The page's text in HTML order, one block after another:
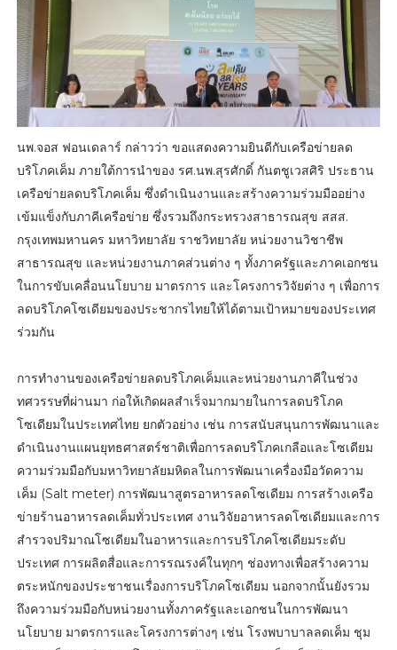
นพ.จอส ฟอนเดลาร์ กล่าวว่า ขอแสดงความยินดีกับเครือข่ายลด
บริโภคเค็ม ภายใต้การนำของ รศ.นพ.สุรศักดิ์ กันตชูเวสศิริ ประธาน
เครือข่ายลดบริโภคเค็ม ซึ่งดำเนินงานและสร้างความร่วมมืออย่าง
เข้มแข็งกับภาคีเครือข่าย ซึ่งรวมถึงกระทรวงสาธารณสุข สสส.
กรุงเทพมหานคร มหาวิทยาลัย ราชวิทยาลัย หน่วยงานวิชาชีพ
สาธารณสุข และหน่วยงานภาคส่วนต่าง ๆ ทั้งภาครัฐและภาคเอกชน
ในการขับเคลื่อนนโยบาย มาตรการ และโครงการวิจัยต่าง ๆ เพื่อการ
ลดบริโภคโซเดียมของประชากรไทยให้ได้ตามเป้าหมายของประเทศ
ร่วมกัน
การทำงานของเครือข่ายลดบริโภคเค็มและหน่วยงานภาคีในช่วง
ทศวรรษที่ผ่านมา ก่อให้เกิดผลสำเร็จมากมายในการลดบริโภค
โซเดียมในประเทศไทย ยกตัวอย่าง เช่น การสนับสนุนการพัฒนาและ
ดำเนินงานแผนยุทธศาสตร์ชาติเพื่อการลดบริโภคเกลือและโซเดียม
ความร่วมมือกับมหาวิทยาลัยมหิดลในการพัฒนาเครื่องมือวัดความ
เค็ม (Salt meter) การพัฒนาสูตรอาหารลดโซเดียม การสร้างเครือ
ข่ายร้านอาหารลดเค็มทั่วประเทศ งานวิจัยอาหารลดโซเดียมและการ
สำรวจปริมาณโซเดียมในอาหารและการบริโภคโซเดียมระดับ
ประเทศ การผลิตสื่อและการรณรงค์ในทุกๆ ช่องทางเพื่อสร้างความ
ตระหนักของประชาชนเรื่องการบริโภคโซเดียม นอกจากนั้นยังรวม
ถึงความร่วมมือกับหน่วยงานทั้งภาครัฐและเอกชนในการพัฒนา
นโยบาย มาตรการและโครงการต่างๆ เช่น โรงพบาบาลลดเค็ม ชุม